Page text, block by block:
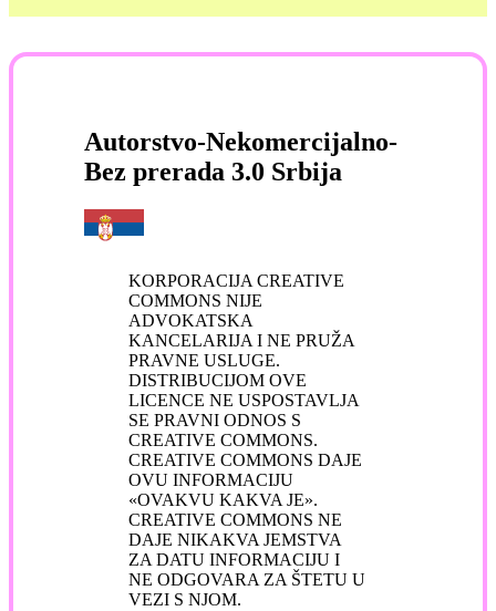
Autorstvo-Nekomercijalno-
Bez prerada 3.0 Srbija
KORPORACIJA CREATIVE
COMMONS NIJE
ADVOKATSKA
KANCELARIJA I NE PRUŽA
PRAVNE USLUGE.
DISTRIBUCIJOM OVE
LICENCE NE USPOSTAVLJA
SE PRAVNI ODNOS S
CREATIVE COMMONS.
CREATIVE COMMONS DAJE
OVU INFORMACIJU
«OVAKVU KAKVA JE».
CREATIVE COMMONS NE
DAJE NIKAKVA JEMSTVA
ZA DATU INFORMACIJU I
NE ODGOVARA ZA ŠTETU U
VEZI S NJOM.